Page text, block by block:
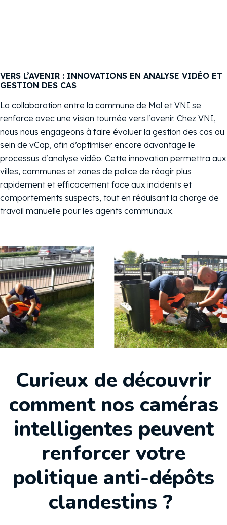
Commune
de Mol
VERS L’AVENIR : INNOVATIONS EN ANALYSE VIDÉO ET
GESTION DES CAS
La collaboration entre la commune de Mol et VNI se
renforce avec une vision tournée vers l’avenir. Chez VNI,
nous nous engageons à faire évoluer la gestion des cas au
sein de vCap, afin d’optimiser encore davantage le
processus d’analyse vidéo. Cette innovation permettra aux
villes, communes et zones de police de réagir plus
rapidement et efficacement face aux incidents et
comportements suspects, tout en réduisant la charge de
travail manuelle pour les agents communaux.
Curieux de découvrir
comment nos caméras
intelligentes peuvent
renforcer votre
politique anti-dépôts
clandestins ?